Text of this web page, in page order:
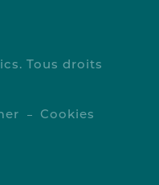
Tous droits
Cookies